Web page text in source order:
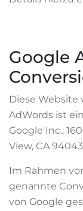
Google
Diese Website
AdWords ist
Google Inc.,
View, CA
Im Rahmen
genannte
von Google